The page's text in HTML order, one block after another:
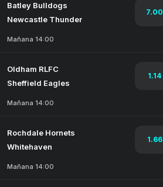
Batley Bulldogs
Newcastle Thunder
7.00
Mañana 14:00
Oldham RLFC
Sheffield Eagles
1.14
Mañana 14:00
Rochdale Hornets
Whitehaven
1.66
Mañana 14:00